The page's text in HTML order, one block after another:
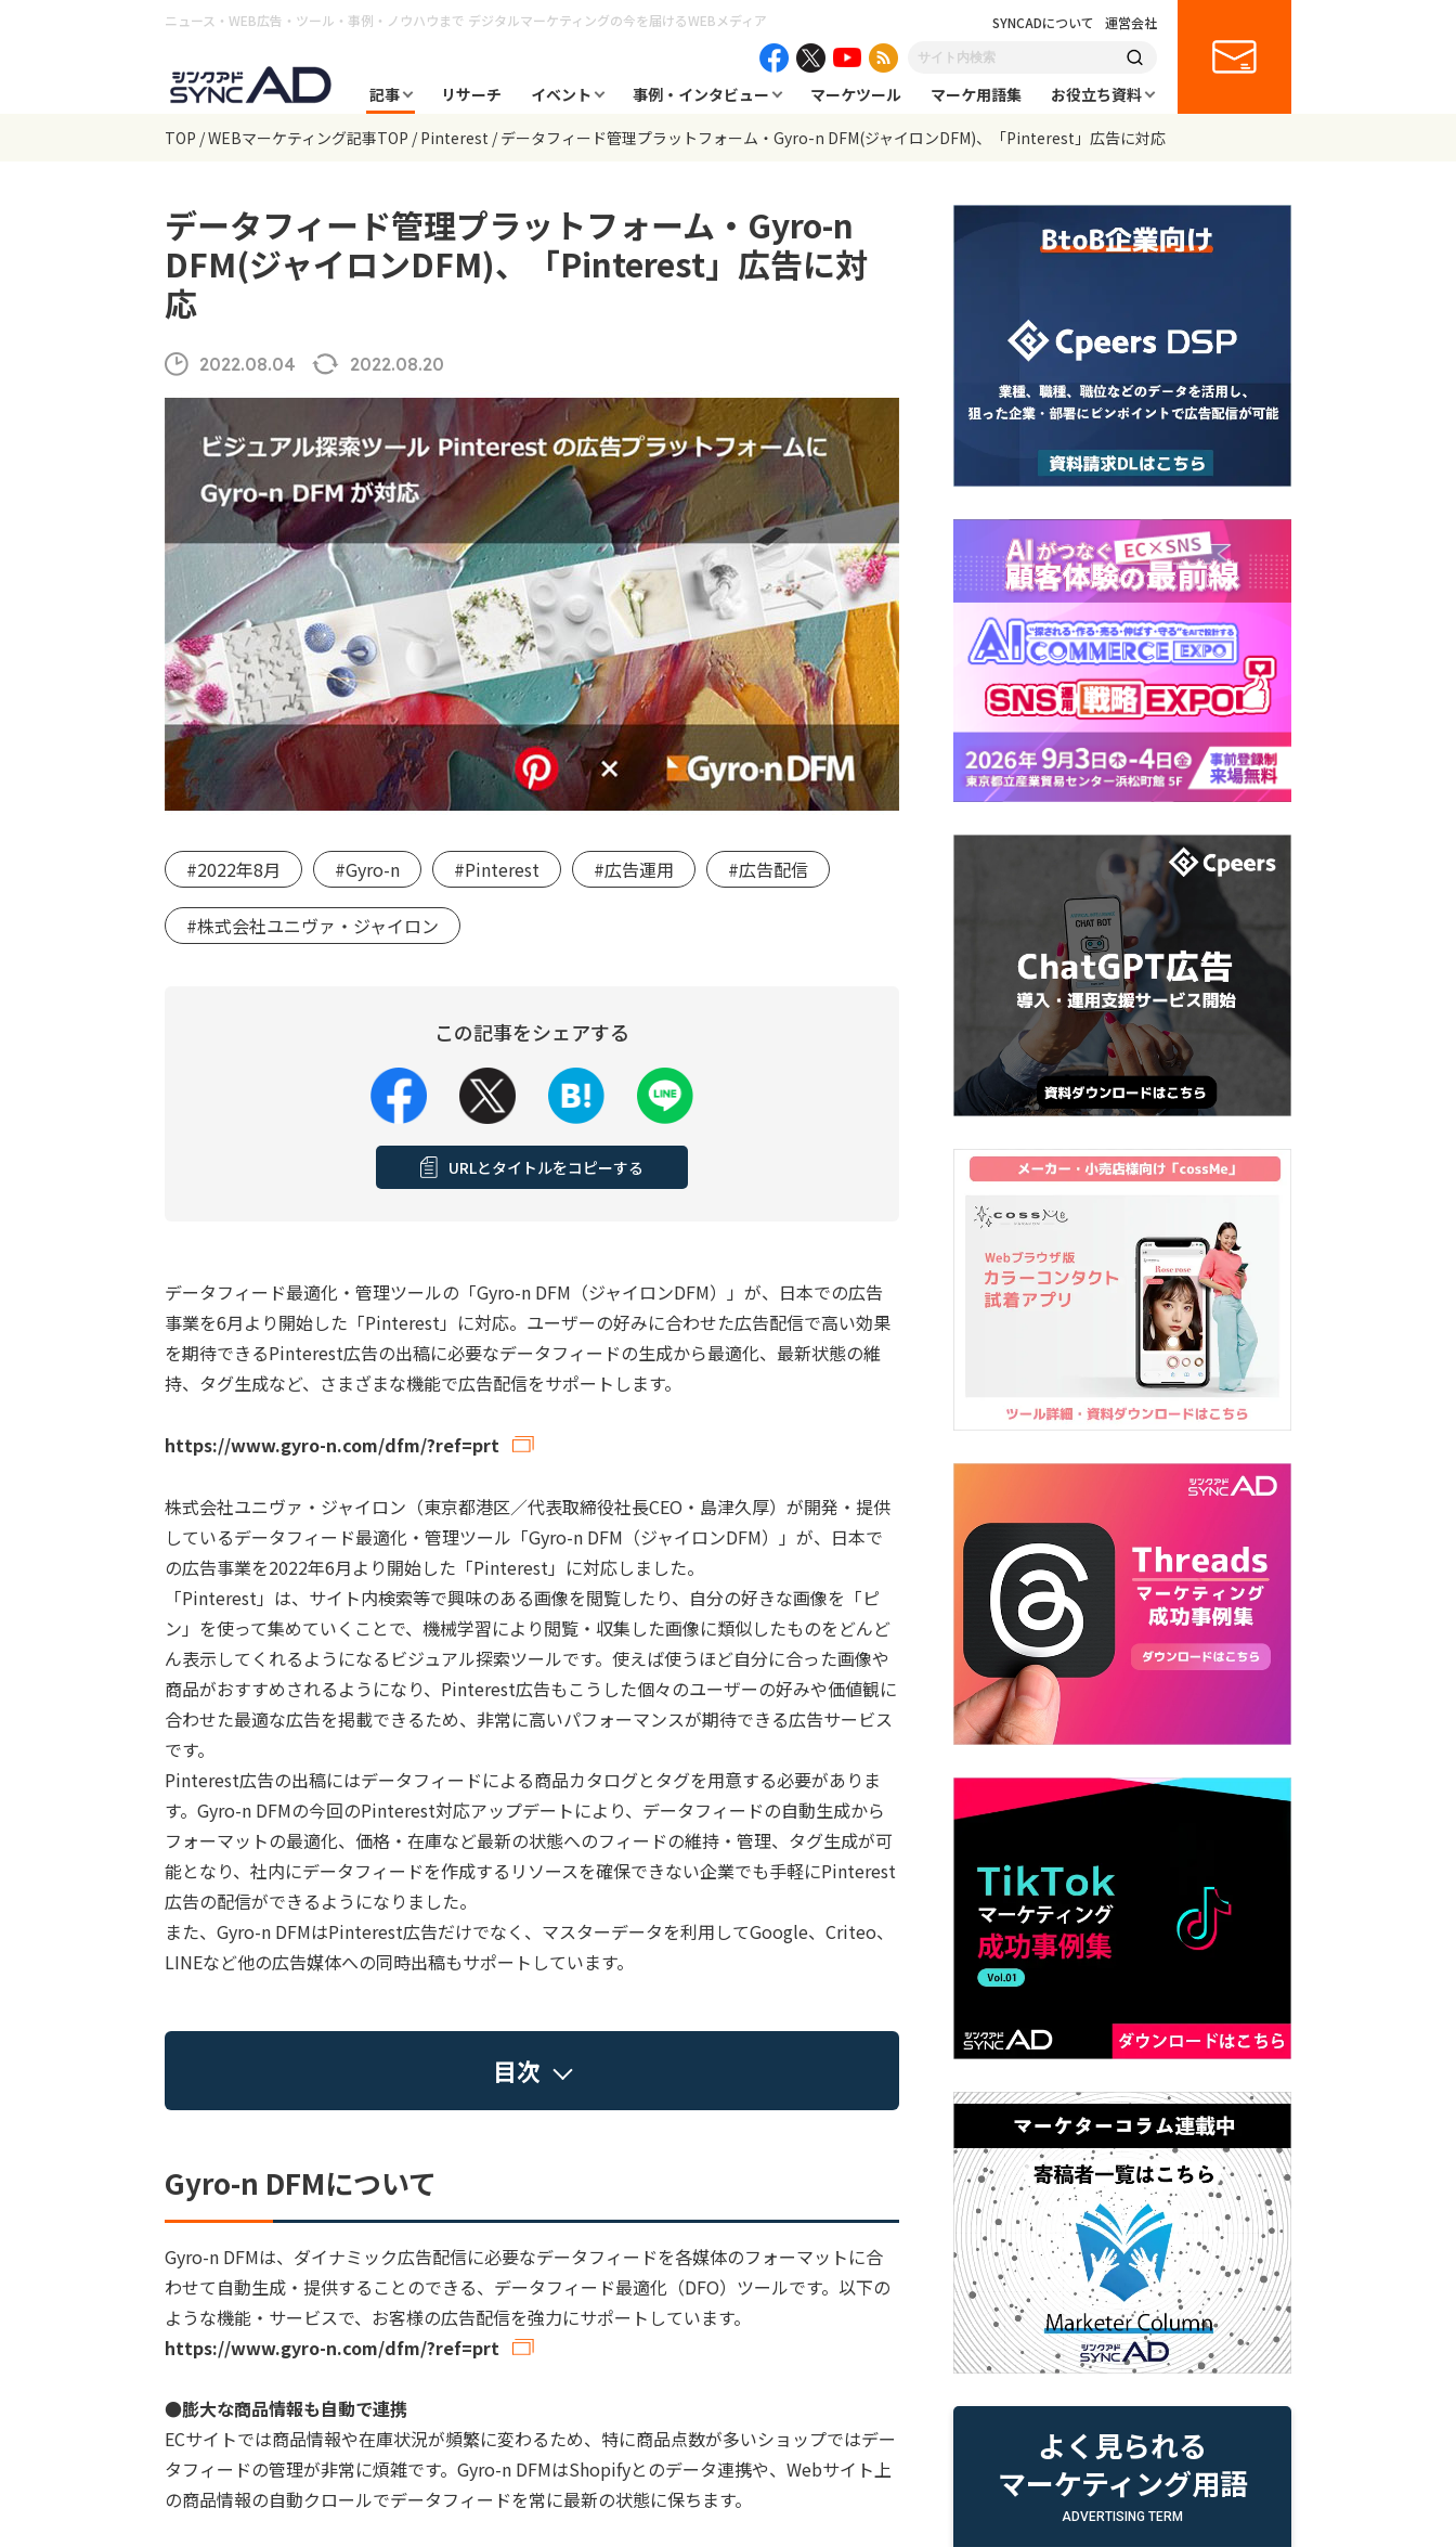
ニュース・WEB広告・ツール・事例・ノウハウまで デジタルマーケティングの今を届けるWEBメディア SYNCADについて 運営会社
記事 リサーチ イベント 事例・インタビュー マーケツール マーケ用語集
お役立ち資料
TOP WEBマーケティング記事TOP Pinterest データフィード管理プラットフォーム・Gyro-n DFM(ジャイロンDFM)、「Pinterest」広告に対応
データフィード管理プラットフォーム・Gyro-n
DFM(ジャイロンDFM)、「Pinterest」広告に対
応
2022.08.04 2022.08.20
#2022年8月 #Gyro-n #Pinterest #広告運用 #広告配信
#株式会社ユニヴァ・ジャイロン
この記事をシェアする
URLとタイトルをコピーする
データフィード最適化・管理ツールの「Gyro-n DFM（ジャイロンDFM）」が、日本での広告
事業を6月より開始した「Pinterest」に対応。ユーザーの好みに合わせた広告配信で高い効果
を期待できるPinterest広告の出稿に必要なデータフィードの生成から最適化、最新状態の維
持、タグ生成など、さまざまな機能で広告配信をサポートします。
https://www.gyro-n.com/dfm/?ref=prt
株式会社ユニヴァ・ジャイロン（東京都港区／代表取締役社長CEO・島津久厚）が開発・提供
しているデータフィード最適化・管理ツール「Gyro-n DFM（ジャイロンDFM）」が、日本で
の広告事業を2022年6月より開始した「Pinterest」に対応しました。
「Pinterest」は、サイト内検索等で興味のある画像を閲覧したり、自分の好きな画像を「ピ
ン」を使って集めていくことで、機械学習により閲覧・収集した画像に類似したものをどんど
ん表示してくれるようになるビジュアル探索ツールです。使えば使うほど自分に合った画像や
商品がおすすめされるようになり、Pinterest広告もこうした個々のユーザーの好みや価値観に
合わせた最適な広告を掲載できるため、非常に高いパフォーマンスが期待できる広告サービス
です。
Pinterest広告の出稿にはデータフィードによる商品カタログとタグを用意する必要がありま
す。Gyro-n DFMの今回のPinterest対応アップデートにより、データフィードの自動生成から
フォーマットの最適化、価格・在庫など最新の状態へのフィードの維持・管理、タグ生成が可
能となり、社内にデータフィードを作成するリソースを確保できない企業でも手軽にPinterest
広告の配信ができるようになりました。
また、Gyro-n DFMはPinterest広告だけでなく、マスターデータを利用してGoogle、Criteo、
LINEなど他の広告媒体への同時出稿もサポートしています。
目次
Gyro-n DFMについて
Gyro-n DFMは、ダイナミック広告配信に必要なデータフィードを各媒体のフォーマットに合
わせて自動生成・提供することのできる、データフィード最適化（DFO）ツールです。以下の
ような機能・サービスで、お客様の広告配信を強力にサポートしています。
https://www.gyro-n.com/dfm/?ref=prt
●膨大な商品情報も自動で連携
ECサイトでは商品情報や在庫状況が頻繁に変わるため、特に商品点数が多いショップではデー
タフィードの管理が非常に煩雑です。Gyro-n DFMはShopifyとのデータ連携や、Webサイト上
の商品情報の自動クロールでデータフィードを常に最新の状態に保ちます。
よく見られる
マーケティング用語
ADVERTISING TERM